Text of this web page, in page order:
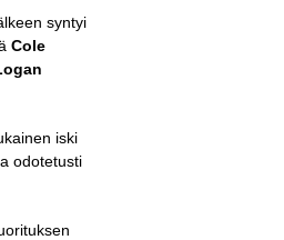
syntyi
Cole
iski
odotetusti